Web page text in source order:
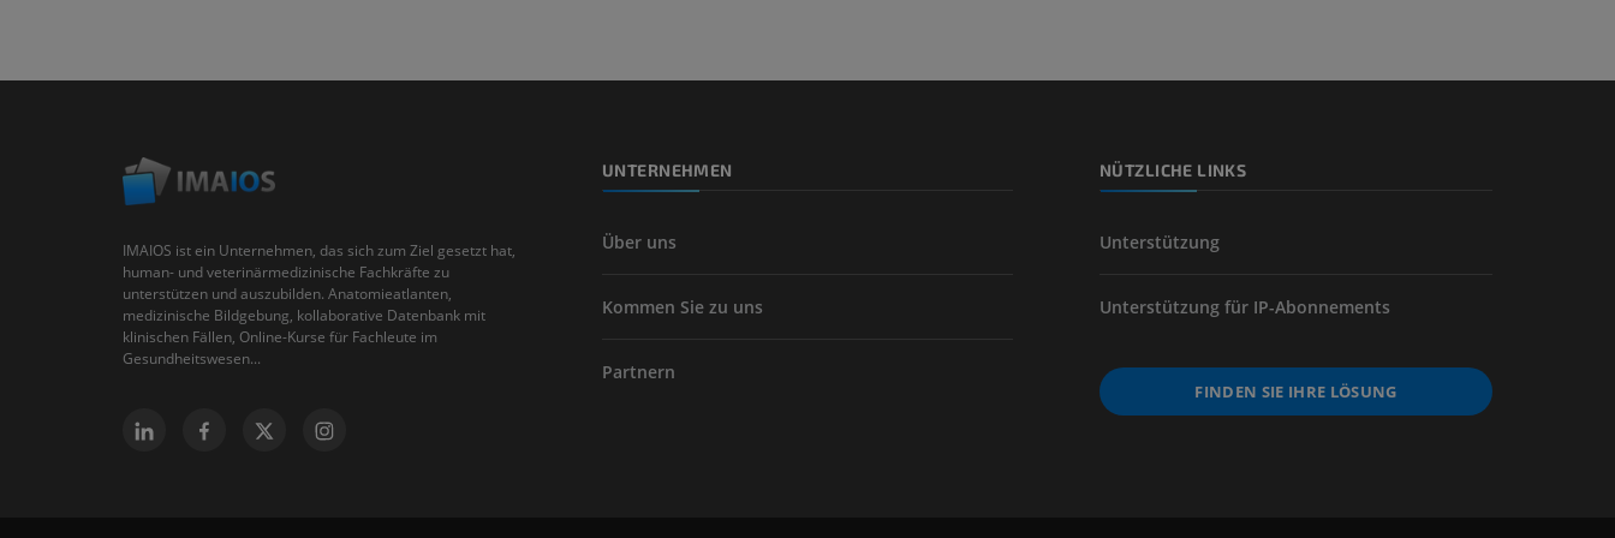
IMAIOS ist ein Unternehmen, das sich zum Ziel gesetzt hat,
human- und veterinärmedizinische Fachkräfte zu
unterstützen und auszubilden. Anatomieatlanten,
medizinische Bildgebung, kollaborative Datenbank mit
klinischen Fällen, Online-Kurse für Fachleute im
Gesundheitswesen...
UNTERNEHMEN
Über uns
Kommen Sie zu uns
Partnern
NÜTZLICHE LINKS
Unterstützung
Unterstützung für IP-Abonnements
FINDEN SIE IHRE LÖSUNG